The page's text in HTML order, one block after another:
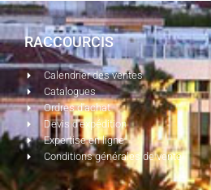
RACCOURCIS
Calendrier des ventes
Catalogues
Ordres d'achat
Devis d'expédition
Expertise en ligne
Conditions générales de vente